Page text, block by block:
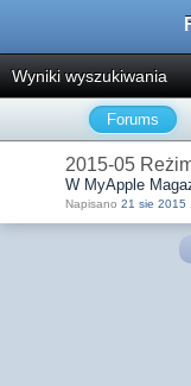
Wyniki wyszukiwania
Forums
2015-05
W MyApple
Napisano 21 sie 2015